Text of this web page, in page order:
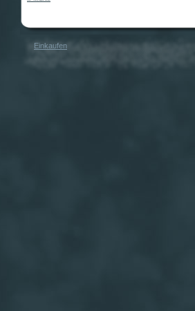
Einkaufen